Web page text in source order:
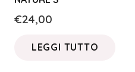
€24,00
LEGGI TUTTO